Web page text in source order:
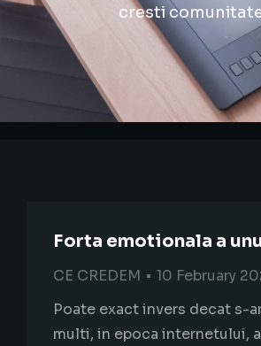
cresti
Forta emotionala a
CE CREDEM
10 February
Poate exact invers decat s-
multi, in epoca internetului,